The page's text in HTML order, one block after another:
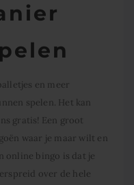
en meer
spelen. Het kan
gratis! Een groot
waar je maar wilt en
online bingo is dat je
over de hele